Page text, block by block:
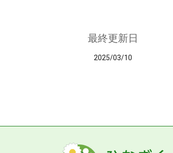
最終更新日
2025/03/10